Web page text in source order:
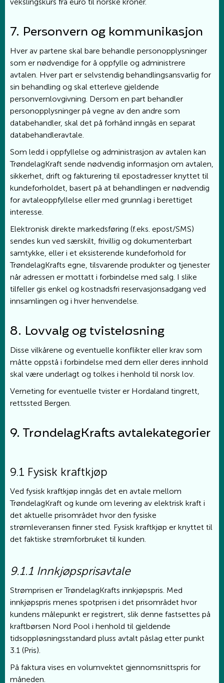
7. Personvern og kommunikasjon
Hver av partene skal bare behandle personopplysninger
som er nødvendige for å oppfylle og administrere
avtalen. Hver part er selvstendig behandlingsansvarlig for
sin behandling og skal etterleve gjeldende
personvernlovgivning. Dersom en part behandler
personopplysninger på vegne av den andre som
databehandler, skal det på forhånd inngås en separat
databehandleravtale.
Som ledd i oppfyllelse og administrasjon av avtalen kan
TrøndelagKraft sende nødvendig informasjon om avtalen,
sikkerhet, drift og fakturering til epostadresser knyttet til
kundeforholdet, basert på at behandlingen er nødvendig
for avtaleoppfyllelse eller med grunnlag i berettiget
interesse.
Elektronisk direkte markedsføring (f.eks. epost/SMS)
sendes kun ved særskilt, frivillig og dokumenterbart
samtykke, eller i et eksisterende kundeforhold for
TrøndelagKrafts egne, tilsvarende produkter og tjenester
når adressen er mottatt i forbindelse med salg. I slike
tilfeller gis enkel og kostnadsfri reservasjonsadgang ved
innsamlingen og i hver henvendelse.
8. Lovvalg og tvisteløsning
Disse vilkårene og eventuelle konflikter eller krav som
måtte oppstå i forbindelse med dem eller deres innhold
skal være underlagt og tolkes i henhold til norsk lov.
Verneting for eventuelle tvister er Hordaland tingrett,
rettssted Bergen.
9. TrøndelagKrafts avtalekategorier
9.1 Fysisk kraftkjøp
Ved fysisk kraftkjøp inngås det en avtale mellom
TrøndelagKraft og kunde om levering av elektrisk kraft i
det aktuelle prisområdet hvor den fysiske
strømleveransen finner sted. Fysisk kraftkjøp er knyttet til
det faktiske strømforbruket til kunden.
9.1.1 Innkjøpsprisavtale
Strømprisen er TrøndelagKrafts innkjøpspris. Med
innkjøpspris menes spotprisen i det prisområdet hvor
kundens målepunkt er registrert, slik denne fastsettes på
kraftbørsen Nord Pool i henhold til gjeldende
tidsoppløsningsstandard pluss avtalt påslag etter punkt
3.1 (Pris).
På faktura vises en volumvektet gjennomsnittspris for
måneden.